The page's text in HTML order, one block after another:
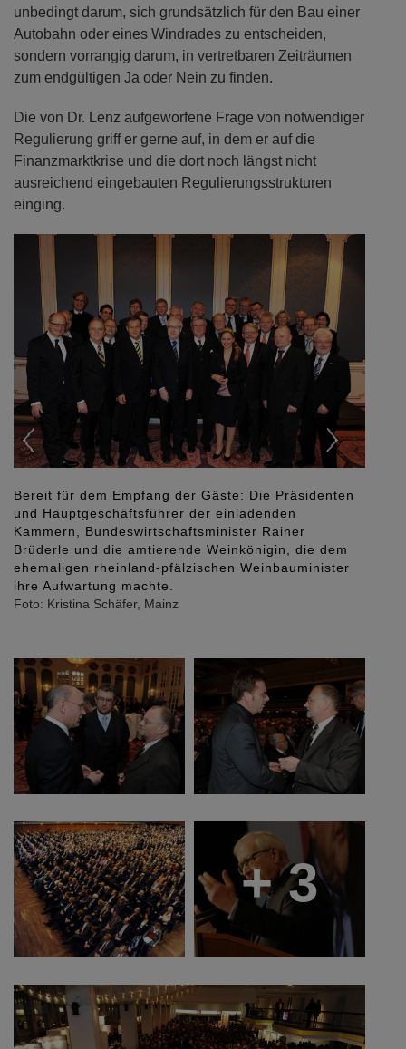
unbedingt darum, sich grundsätzlich für den Bau einer
Autobahn oder eines Windrades zu entscheiden,
sondern vorrangig darum, in vertretbaren Zeiträumen
zum endgültigen Ja oder Nein zu finden.
Die von Dr. Lenz aufgeworfene Frage von notwendiger
Regulierung griff er gerne auf, in dem er auf die
Finanzmarktkrise und die dort noch längst nicht
ausreichend eingebauten Regulierungsstrukturen
einging.
Die Präsidenten
Rainer
die dem
Weinbauminister
Der Vorstandsvorsitzende der Mainzer
Uwe Abel, im Gespräch mit Dr. Michael
Hauptgeschäftsführer der
Rheinland-Pfalz.
Foto: Kristina Schäfer, Mainz
Previous Next
+ 3
Previous